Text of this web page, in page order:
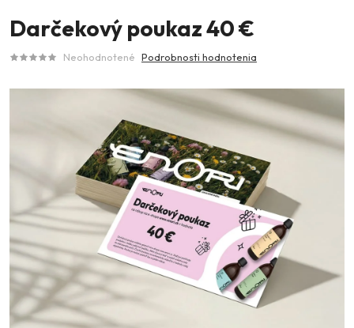
Darčekový poukaz 40 €
Neohodnotené Podrobnosti hodnotenia